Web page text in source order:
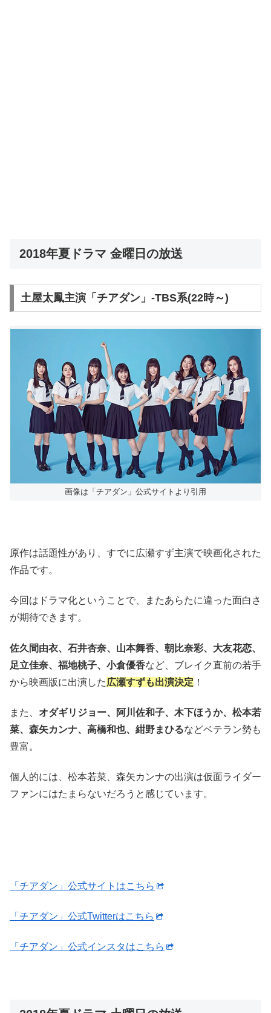
2018年夏ドラマ 金曜日の放送
土屋太鳳主演「チアダン」-TBS系(22時～)
画像は「チアダン」公式サイトより引用
原作は話題性があり、すでに広瀬すず主演で映画化された
作品です。
今回はドラマ化ということで、またあらたに違った面白さ
が期待できます。
佐久間由衣、石井杏奈、山本舞香、朝比奈彩、大友花恋、
足立佳奈、福地桃子、小倉優香など、ブレイク直前の若手
から映画版に出演した広瀬すずも出演決定 ！
また、 オダギリジョー、阿川佐和子、木下ほうか、松本若
菜、森矢カンナ、高橋和也、紺野まひるなどベテラン勢も
豊富。
個人的には、松本若菜、森矢カンナの出演は仮面ライダー
ファンにはたまらないだろうと感じています。
「チアダン」公式サイトはこちら
「チアダン」公式Twitterはこちら
「チアダン」公式インスタはこちら